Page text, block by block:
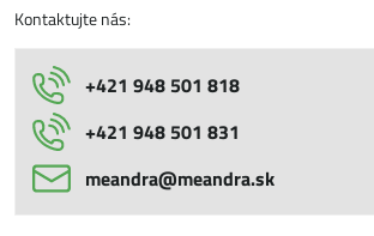
Kontaktujte nás:
+421 948 501 818
+421 948 501 831
meandra​@meandra​.sk